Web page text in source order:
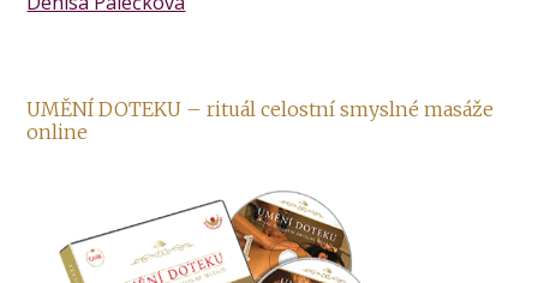
UMĚNÍ DOTEKU – rituál celostní smyslné masáže
online